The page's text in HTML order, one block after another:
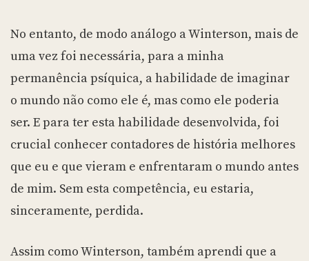
No entanto, de modo análogo a Winterson, mais de
uma vez foi necessária, para a minha
permanência psíquica, a habilidade de imaginar
o mundo não como ele é, mas como ele poderia
ser. E para ter esta habilidade desenvolvida, foi
crucial conhecer contadores de história melhores
que eu e que vieram e enfrentaram o mundo antes
de mim. Sem esta competência, eu estaria,
sinceramente, perdida.
Assim como Winterson, também aprendi que a